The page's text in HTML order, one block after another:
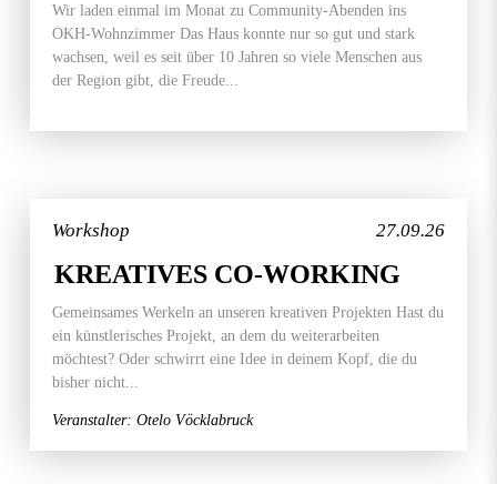
Wir laden einmal im Monat zu Community-Abenden ins
OKH-Wohnzimmer Das Haus konnte nur so gut und stark
wachsen, weil es seit über 10 Jahren so viele Menschen aus
der Region gibt, die Freude...
27.09.26
Workshop
KREATIVES CO-WORKING
Gemeinsames Werkeln an unseren kreativen Projekten Hast du
ein künstlerisches Projekt, an dem du weiterarbeiten
möchtest? Oder schwirrt eine Idee in deinem Kopf, die du
bisher nicht...
Veranstalter: Otelo Vöcklabruck